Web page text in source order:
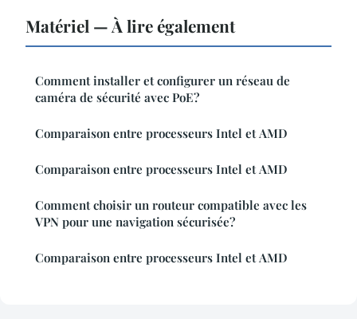
Matériel — À lire également
Comment installer et configurer un réseau de
caméra de sécurité avec PoE?
Comparaison entre processeurs Intel et AMD
Comparaison entre processeurs Intel et AMD
Comment choisir un routeur compatible avec les
VPN pour une navigation sécurisée?
Comparaison entre processeurs Intel et AMD